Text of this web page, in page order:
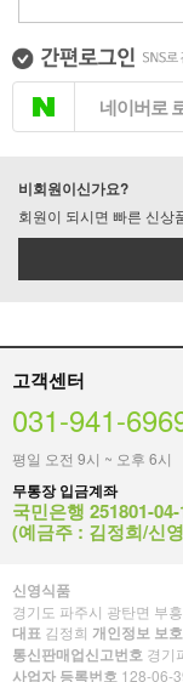
네이버로
비회원이신가요?
회원이 되시면 빠른 신상
고객센터
031-941-
평일 오전 9시 ~ 오후 6시
무통장 입금계좌
국민은행 251801-
(예금주 : 김정희/신
신영식품
경기도 파주시 광탄면 부
대표 김정희 개인정보 보
통신판매업신고번호 경기
사업자 등록번호 128-06-